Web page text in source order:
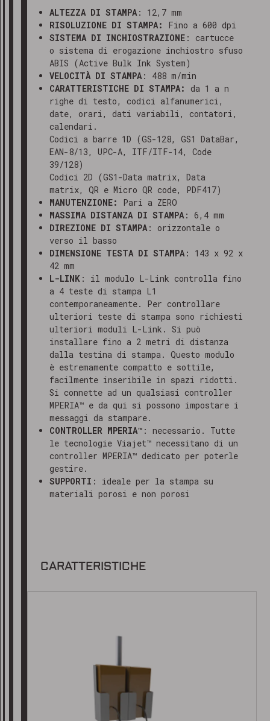
ALTEZZA DI STAMPA: 12,7 mm
RISOLUZIONE DI STAMPA:
Fino a 600 dpi
SISTEMA DI INCHIOSTRAZIONE : cartucce
o sistema di erogazione inchiostro sfuso
ABIS (Active Bulk Ink System)
VELOCITÀ DI STAMPA: 488 m/min
CARATTERISTICHE DI STAMPA:
da 1 a n
righe di testo, codici alfanumerici,
date, orari, dati variabili, contatori,
calendari.
Codici a barre 1D (GS-128, GS1 DataBar,
EAN-8/13, UPC-A, ITF/ITF-14, Code
39/128)
Codici 2D (GS1-Data matrix, Data
matrix, QR e Micro QR code, PDF417)
MANUTENZIONE:
Pari a ZERO
MASSIMA DISTANZA DI STAMPA: 6,4 mm
DIREZIONE DI STAMPA: orizzontale o
verso il basso
DIMENSIONE TESTA DI STAMPA: 143 x 92 x
42 mm
L-LINK : il modulo L-Link controlla fino
a 4 teste di stampa L1
contemporaneamente. Per controllare
ulteriori teste di stampa sono richiesti
ulteriori moduli L-Link. Si può
installare fino a 2 metri di distanza
dalla testina di stampa. Questo modulo
è estremamente compatto e sottile,
facilmente inseribile in spazi ridotti.
Si connette ad un qualsiasi controller
MPERIA™ e da qui si possono impostare i
messaggi da stampare.
CONTROLLER MPERIA™ : necessario. Tutte
le tecnologie Viajet™ necessitano di un
controller MPERIA™ dedicato per poterle
gestire.
SUPPORTI : ideale per la stampa su
materiali porosi e non porosi
CARATTERISTICHE